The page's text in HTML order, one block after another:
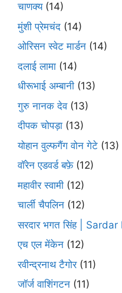
चाणक्य(14)
मुंशी प्रेमचंद (14)
ओरिसन स्‍वेट मार्डन (14)
दलाई लामा (14)
धीरूभाई अम्बानी (13)
गुरु नानक देव(13)
दीपक चोपड़ा (13)
योहान वुल्फगैंग वोन गेटे (13)
वॉरेन एडवर्ड बफ़े(12)
महावीर स्वामी (12)
चार्ली चैपलिन (12)
सरदार भगत सिंह |
एच एल मेंकेन (12)
रवीन्द्रनाथ टैगोर(11)
जॉर्ज वाशिंगटन (11)